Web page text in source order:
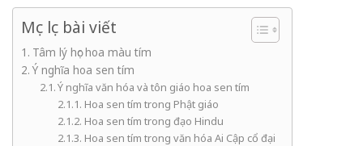
Mục lục bài viết
Tâm lý học hoa màu tím
Ý nghĩa hoa sen tím
Ý nghĩa văn hóa và tôn giáo hoa sen tím
Hoa sen tím trong Phật giáo
Hoa sen tím trong đạo Hindu
Hoa sen tím trong văn hóa Ai Cập cổ đại